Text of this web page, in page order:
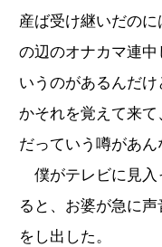
産ば受け継いだの
の辺のオナカマ連中
いうのがあるんだ
かそれを覚えて来
だっていう噂があん
僕がテレビに見入
ると、お婆が急に
をし出した。